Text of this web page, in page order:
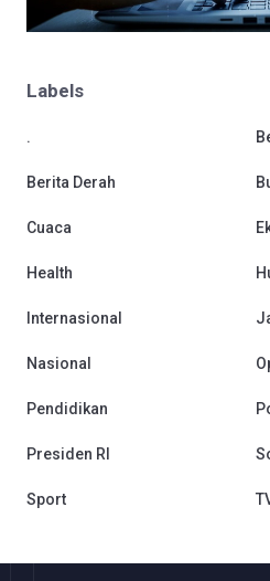
Labels
.
Berita Derah
Cuaca
Health
Internasional
Nasional
Pendidikan
Presiden RI
Sport